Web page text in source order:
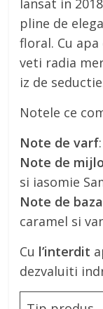
pline de
floral. Cu
veti radia
iz de
Notele ce
Note de varf
Note de
si iasomie
Note de baza
caramel si
Cu l’interdit
dezvaluiti